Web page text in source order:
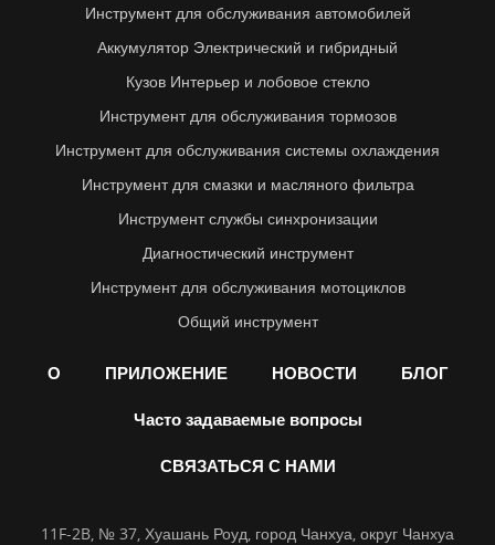
Инструмент для обслуживания автомобилей
Аккумулятор Электрический и гибридный
Кузов Интерьер и лобовое стекло
Инструмент для обслуживания тормозов
Инструмент для обслуживания системы охлаждения
Инструмент для смазки и масляного фильтра
Инструмент службы синхронизации
Диагностический инструмент
Инструмент для обслуживания мотоциклов
Общий инструмент
О ПРИЛОЖЕНИЕ НОВОСТИ БЛОГ
Часто задаваемые вопросы
СВЯЗАТЬСЯ С НАМИ
11F-2B, № 37, Хуашань Роуд, город Чанхуа, округ Чанхуа